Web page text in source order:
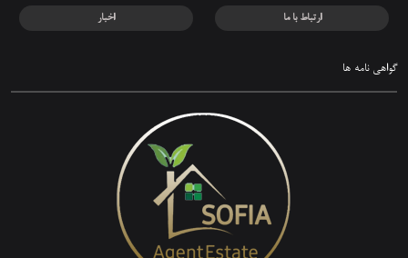
ارتباط با ما اخبار
گواهی‌ نامه ها